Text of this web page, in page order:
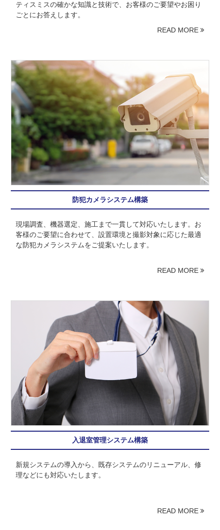
ティスミスの確かな知識と技術で、お客様のご要望やお困り
ごとにお答えします。
READ MORE
防犯カメラシステム構築
現場調査、機器選定、施工まで一貫して対応いたします。お
客様のご要望に合わせて、設置環境と撮影対象に応じた最適
な防犯カメラシステムをご提案いたします。
READ MORE
入退室管理システム構築
新規システムの導入から、既存システムのリニューアル、修
理などにも対応いたします。
READ MORE